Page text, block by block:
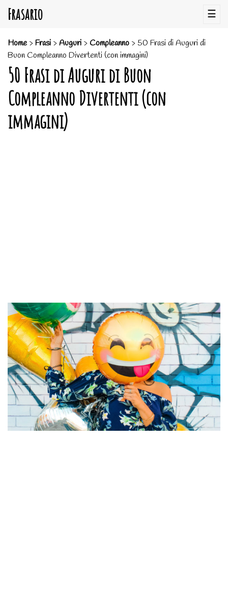
Frasario ☰
Home>Frasi >Auguri >Compleanno > 50 Frasi di Auguri di
Buon Compleanno Divertenti (con immagini)
50 Frasi di Auguri di Buon
Compleanno Divertenti (con
immagini)